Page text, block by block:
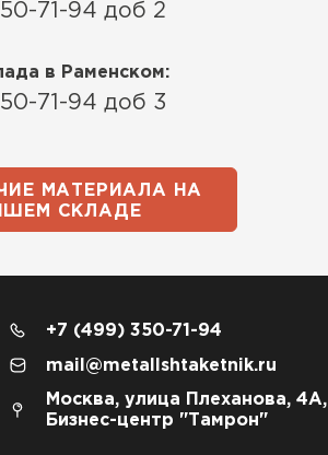
71-94 доб 2
в Раменском:
71-94 доб 3
МАТЕРИАЛА НА
СКЛАДЕ
+7 (499) 350-71-94
mail@metallshtaketnik.ru
Москва, улица Плеханова, 4А,
Бизнес-центр "Тамрон"